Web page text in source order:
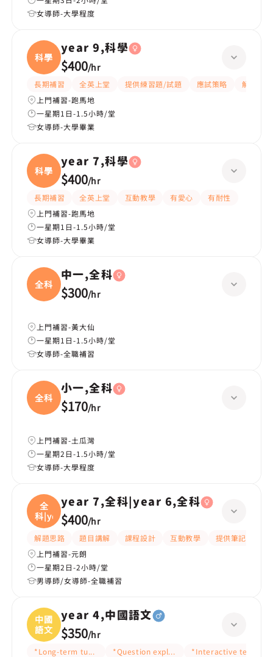
女導師-大學程度
科學
year 9,科學
$400/hr
長期補習 全英上堂 提供練習題/試題 應試策略
解題思路
上門補習-跑馬地
一星期1日-1.5小時/堂
女導師-大學畢業
科學
year 7,科學
$400/hr
長期補習 全英上堂 互動教學 有愛心
有耐性
上門補習-跑馬地
一星期1日-1.5小時/堂
女導師-大學畢業
全科
中一,全科
$300/hr
上門補習-黃大仙
一星期1日-1.5小時/堂
女導師-全職補習
全科
小一,全科
$170/hr
上門補習-土瓜灣
一星期2日-1.5小時/堂
女導師-大學程度
全
科|ye
year 7,全科|year 6,全科
$400/hr
解題思路 題目講解 課程設計 互動教學 提供筆記
上門補習-元朗
一星期2日-2小時/堂
男導師/女導師-全職補習
中國
語文
year 4,中國語文
$350/hr
*Long-term tutoring *Question explanation*Interactive teaching